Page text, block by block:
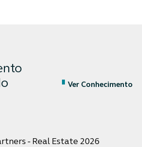
Ver Conhecimento
- Real Estate 2026